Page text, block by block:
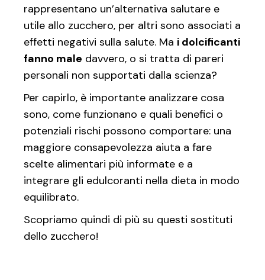
rappresentano un’alternativa salutare e
utile allo zucchero, per altri sono associati a
effetti negativi sulla salute. Ma i dolcificanti
fanno male davvero, o si tratta di pareri
personali non supportati dalla scienza?
Per capirlo, è importante analizzare cosa
sono, come funzionano e quali benefici o
potenziali rischi possono comportare: una
maggiore consapevolezza aiuta a fare
scelte alimentari più informate e a
integrare gli edulcoranti nella dieta in modo
equilibrato.
Scopriamo quindi di più su questi sostituti
dello zucchero!